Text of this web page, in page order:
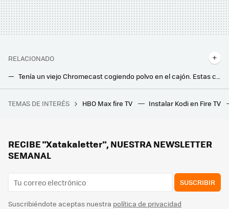
RELACIONADO
En casa tengo un Fire TV de Amazon y Chromecast que no necesitan WiFi para funcionar: así los conecto por cable
El mapa definitivo del viaje de Ulises en 'La Odisea:' la película de Christopher Nolan, explicada de forma interactiva
TEMAS DE INTERÉS HBO Max fire TV Instalar Kodi en Fire TV
RECIBE "Xatakaletter", NUESTRA NEWSLETTER
SEMANAL
SUSCRIBIR
Suscribiéndote aceptas nuestra política de privacidad